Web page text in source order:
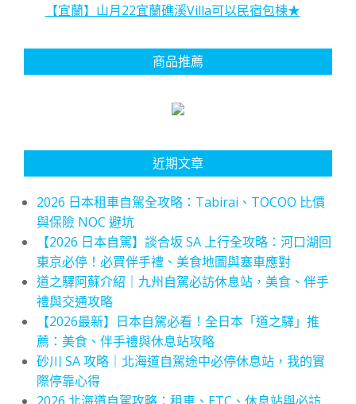
【宜蘭】山月22宜蘭礁溪Villa可以民宿包棟★
商品推薦
近期文章
2026 日本租車自駕全攻略：Tabirai、TOCOO 比價
與保險 NOC 避坑
【2026 日本自駕】談合坂 SA 上行全攻略：河口湖回
東京必停！必買伴手禮、美食地圖與塞車應對
道之驛阿蘇介紹｜九州自駕必訪休息站，美食、伴手
禮與交通攻略
【2026最新】日本自駕必看！全日本「道之驛」推
薦：美食、伴手禮與休息站攻略
砂川 SA 攻略｜北海道自駕途中必停休息站，我的實
際停靠心得